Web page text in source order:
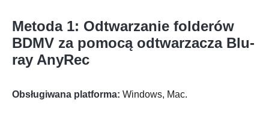
Metoda 1: Odtwarzanie folderów
BDMV za pomocą odtwarzacza Blu-
ray AnyRec
Obsługiwana platforma: Windows, Mac.